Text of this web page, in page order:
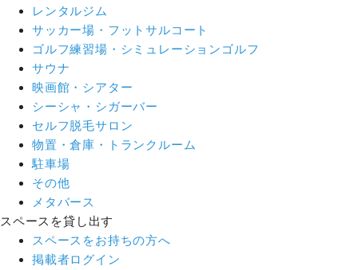
レンタルジム
サッカー場・フットサルコート
ゴルフ練習場・シミュレーションゴルフ
サウナ
映画館・シアター
シーシャ・シガーバー
セルフ脱毛サロン
物置・倉庫・トランクルーム
駐車場
その他
メタバース
スペースを貸し出す
スペースをお持ちの方へ
掲載者ログイン